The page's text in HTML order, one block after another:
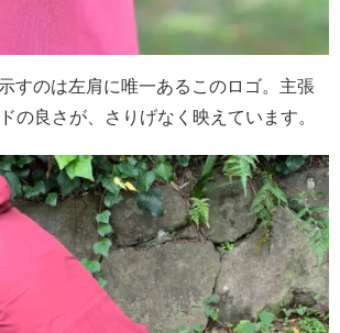
すのは左肩に唯一あるこのロゴ。主張
の良さが、さりげなく映えています。